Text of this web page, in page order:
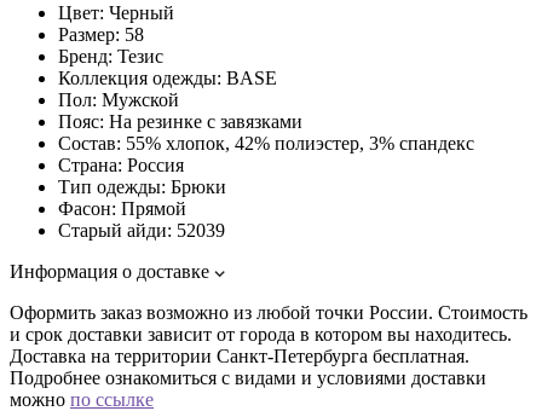
Цвет: Черный
Размер: 58
Бренд: Тезис
Коллекция одежды: BASE
Пол: Мужской
Пояс: На резинке с завязками
Состав: 55% хлопок, 42% полиэстер, 3% спандекс
Страна: Россия
Тип одежды: Брюки
Фасон: Прямой
Старый айди: 52039
Информация о доставке
Оформить заказ возможно из любой точки России. Стоимость
и срок доставки зависит от города в котором вы находитесь.
Доставка на территории Санкт-Петербурга бесплатная.
Подробнее ознакомиться с видами и условиями доставки
можно по ссылке